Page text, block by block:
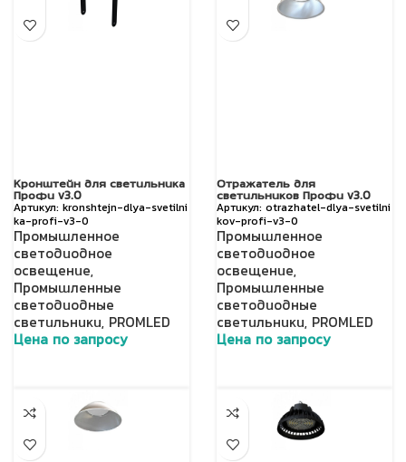
Кронштейн для светильника
Профи v3.0
kronshtejn-dlya-svetilni
ka-profi-v3-0
Промышленное
светодиодное
освещение,
Промышленные
светодиодные
светильники, PROMLED
Цена по запросу
Отражатель для
светильников Профи v3.0
otrazhatel-dlya-svetilni
kov-profi-v3-0
Промышленное
светодиодное
освещение,
Промышленные
светодиодные
светильники, PROMLED
Цена по запросу